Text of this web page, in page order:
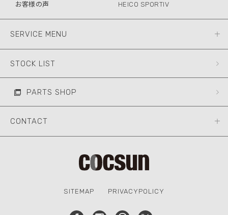
お客様の声
HEICO SPORTIV
SERVICE MENU
STOCK LIST
PARTS SHOP
CONTACT
SITEMAP PRIVACYPOLICY